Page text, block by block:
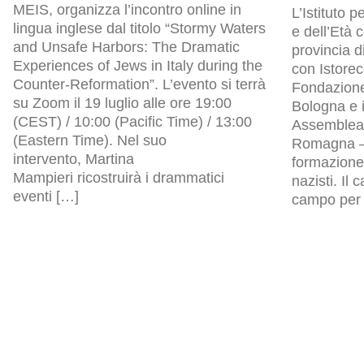
MEIS, organizza l’incontro online in
lingua inglese dal titolo “Stormy Waters
and Unsafe Harbors: The Dramatic
Experiences of Jews in Italy during the
Counter-Reformation”. L’evento si terrà
su Zoom il 19 luglio alle ore 19:00
(CEST) / 10:00 (Pacific Time) / 13:00
(Eastern Time). Nel suo
intervento, Martina
Mampieri ricostruirà i drammatici
eventi […]
L’Istituto
e dell’Età
provincia
con
Bologna e
Romagna
nazisti. Il
campo